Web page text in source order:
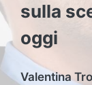
sulla
oggi
Valentina